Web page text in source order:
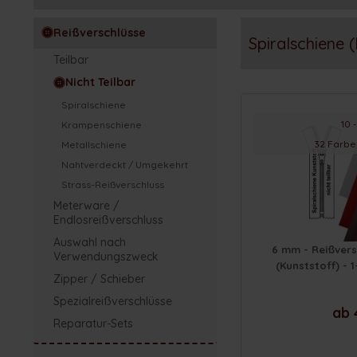
Reißverschlüsse
Teilbar
Nicht Teilbar
Spiralschiene
Krampenschiene
Metallschiene
Nahtverdeckt / Umgekehrt
Strass-Reißverschluss
Meterware /
Endlosreißverschluss
Auswahl nach
Verwendungszweck
Zipper / Schieber
Spezialreißverschlüsse
Reparatur-Sets
Spiralschiene
10
32
6 mm -
(Kunststoff) -
ab